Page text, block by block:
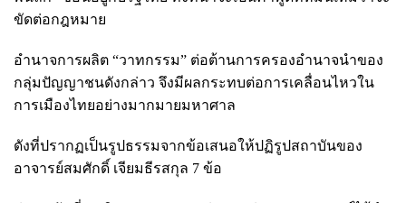
ขัดต่อกฎหมาย
อำนาจการผลิต “วาทกรรม” ต่อต้านการครองอำนาจนำของ
กลุ่มปัญญาชนดังกล่าว จึงมีผลกระทบต่อการเคลื่อนไหวใน
การเมืองไทยอย่างมากมายมหาศาล
ดังที่ปรากฏเป็นรูปธรรมจากข้อเสนอให้ปฏิรูปสถาบันของ
อาจารย์สมศักดิ์ เจียมธีรสกุล 7 ข้อ